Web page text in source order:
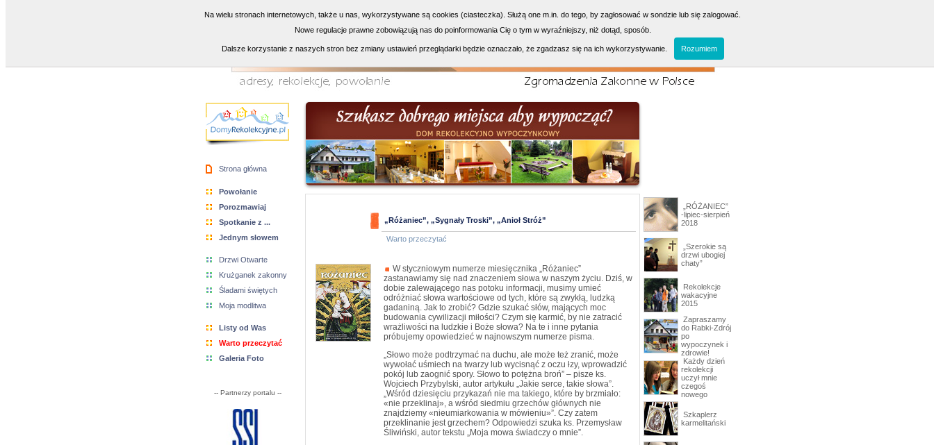
Strona główna
Powołanie
Porozmawiaj
Spotkanie z ...
Jednym słowem
Drzwi Otwarte
Krużganek zakonny
Śladami świętych
Moja modlitwa
Listy od Was
Warto przeczytać
Galeria Foto
-- Partnerzy portalu --
„Różaniec”, „Sygnały Troski”, „Anioł Stróż”
Warto przeczytać
W styczniowym numerze miesięcznika „Różaniec”
zastanawiamy się nad znaczeniem słowa w naszym życiu. Dziś, w
dobie zalewającego nas potoku informacji, musimy umieć
odróżniać słowa wartościowe od tych, które są zwykłą, ludzką
gadaniną. Jak to zrobić? Gdzie szukać słów, mających moc
budowania cywilizacji miłości? Czym się karmić, by nie zatracić
wrażliwości na ludzkie i Boże słowa? Na te i inne pytania
próbujemy opowiedzieć w najnowszym numerze pisma.
„Słowo może podtrzymać na duchu, ale może też zranić, może
wywołać uśmiech na twarzy lub wycisnąć z oczu łzy, wprowadzić
pokój lub zaognić spory. Słowo to potężna broń” – pisze ks.
Wojciech Przybylski, autor artykułu „Jakie serce, takie słowa”.
„Wśród dziesięciu przykazań nie ma takiego, które by brzmiało:
«nie przeklinaj», a wśród siedmiu grzechów głównych nie
znajdziemy «nieumiarkowania w mówieniu»”. Czy zatem
przeklinanie jest grzechem? Odpowiedzi szuka ks. Przemysław
Śliwiński, autor tekstu „Moja mowa świadczy o mnie”.
„RÓŻANIEC”
-lipiec-sierpień
2018
„Szerokie są
drzwi ubogiej
chaty”
Rekolekcje
wakacyjne
2015
Zapraszamy
do Rabki-Zdrój
po
wypoczynek i
zdrowie!
Każdy dzień
rekolekcji
uczył mnie
czegoś
nowego
Szkaplerz
karmelitański
Na wielu stronach internetowych, także u nas, wykorzystywane są cookies (ciasteczka). Służą one m.in. do tego, by zagłosować w sondzie lub się zalogować.
Nowe regulacje prawne zobowiązują nas do poinformowania Cię o tym w wyraźniejszy, niż dotąd, sposób.
Dalsze korzystanie z naszych stron bez zmiany ustawień przeglądarki będzie oznaczało, że zgadzasz się na ich wykorzystywanie. Rozumiem